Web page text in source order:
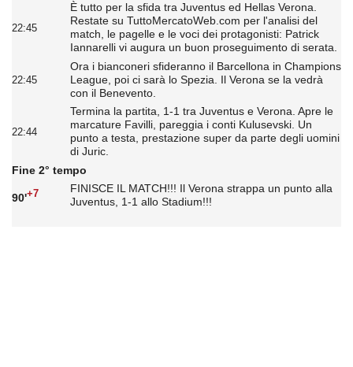
22:45
È tutto per la sfida tra Juventus ed Hellas Verona.
Restate su TuttoMercatoWeb.com per l'analisi del
match, le pagelle e le voci dei protagonisti: Patrick
Iannarelli vi augura un buon proseguimento di serata.
22:45
Ora i bianconeri sfideranno il Barcellona in Champions
League, poi ci sarà lo Spezia. Il Verona se la vedrà
con il Benevento.
22:44
Termina la partita, 1-1 tra Juventus e Verona. Apre le
marcature Favilli, pareggia i conti Kulusevski. Un
punto a testa, prestazione super da parte degli uomini
di Juric.
Fine 2° tempo
90'+7
FINISCE IL MATCH!!! Il Verona strappa un punto alla
Juventus, 1-1 allo Stadium!!!